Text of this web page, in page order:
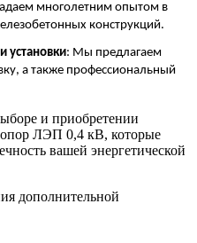
многолетним опытом в
конструкций.
установки: Мы предлагаем
а также профессиональный
и приобретении
опор ЛЭП 0,4 кВ, которые
вашей энергетической
дополнительной